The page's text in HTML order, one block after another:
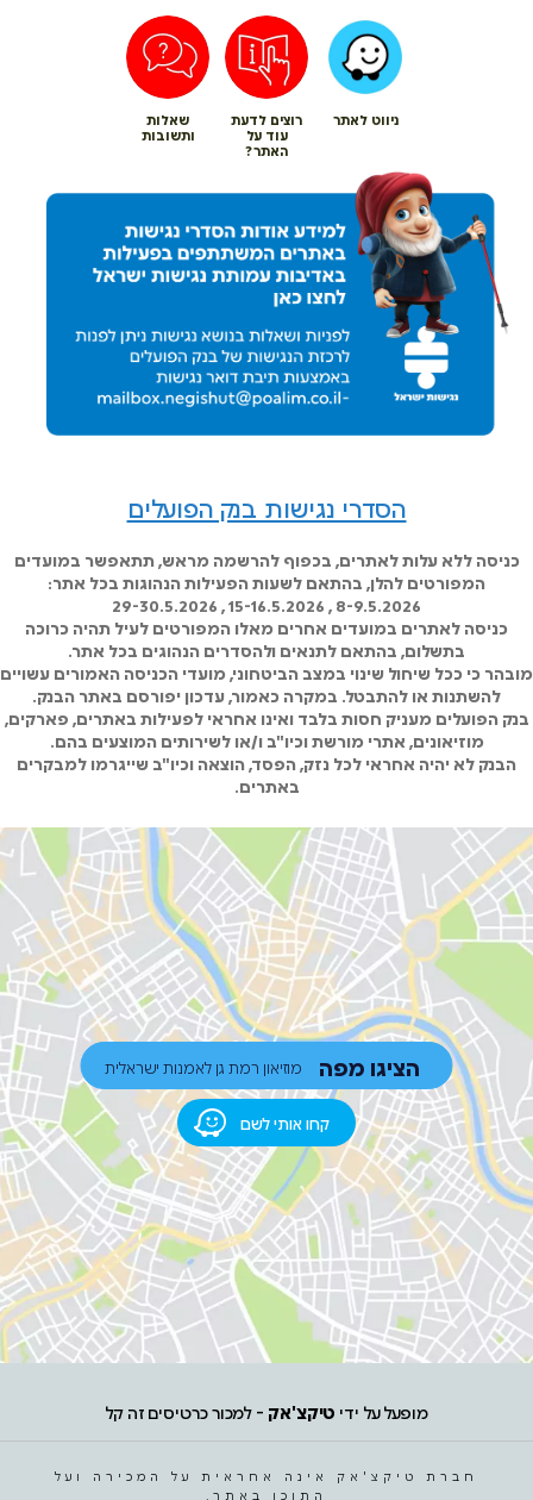
ניווט לאתר
רוצים לדעת
עוד על
האתר?
שאלות
ותשובות
הסדרי נגישות בנק הפועלים
כניסה ללא עלות לאתרים, בכפוף להרשמה מראש, תתאפשר במועדים
המפורטים להלן, בהתאם לשעות הפעילות הנהוגות בכל אתר:
8-9.5.2026 , 15-16.5.2026 , 29-30.5.2026
כניסה לאתרים במועדים אחרים מאלו המפורטים לעיל תהיה כרוכה
בתשלום, בהתאם לתנאים ולהסדרים הנהוגים בכל אתר.
מובהר כי ככל שיחול שינוי במצב הביטחוני, מועדי הכניסה האמורים עשויים
להשתנות או להתבטל. במקרה כאמור, עדכון יפורסם באתר הבנק.
בנק הפועלים מעניק חסות בלבד ואינו אחראי לפעילות באתרים, פארקים,
מוזיאונים, אתרי מורשת וכיו"ב ו/או לשירותים המוצעים בהם.
הבנק לא יהיה אחראי לכל נזק, הפסד, הוצאה וכיו"ב שייגרמו למבקרים
באתרים.
קחו אותי לשם
הציגו מפה מוזיאון רמת גן לאמנות ישראלית
מופעל על ידי טיקצ'אק - למכור כרטיסים זה קל
חברת טיקצ'אק אינה אחראית על המכירה ועל
התוכן באתר.